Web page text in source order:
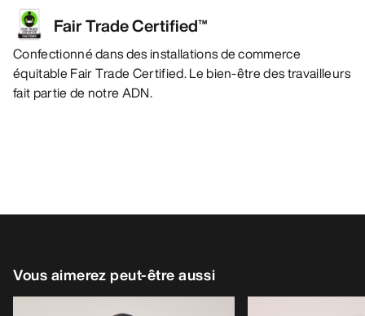
Fair Trade Certified™
Confectionné dans des installations de commerce
équitable Fair Trade Certified. Le bien-être des travailleurs
fait partie de notre ADN.
Vous aimerez peut-être aussi